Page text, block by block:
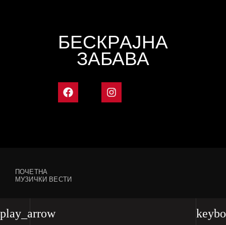
play_arrow
БЕСКРАЈНА
ЗАБАВА
ПОЧЕТНА
МУЗИЧКИ ВЕСТИ